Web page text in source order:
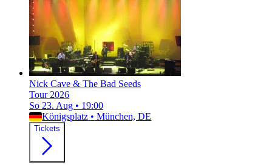
Nick Cave & The Bad Seeds
Tour 2026
So 23. Aug • 19:00
Königsplatz • München, DE
Tickets